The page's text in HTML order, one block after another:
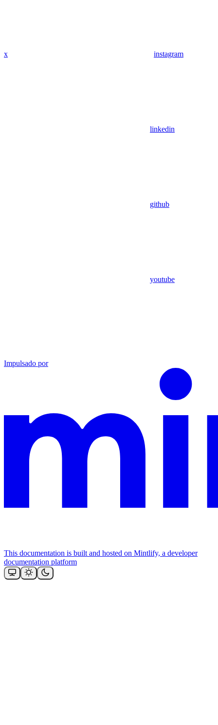
x instagram
linkedin
github
youtube
Impulsado por
This documentation is built and hosted on Mintlify, a developer
documentation platform